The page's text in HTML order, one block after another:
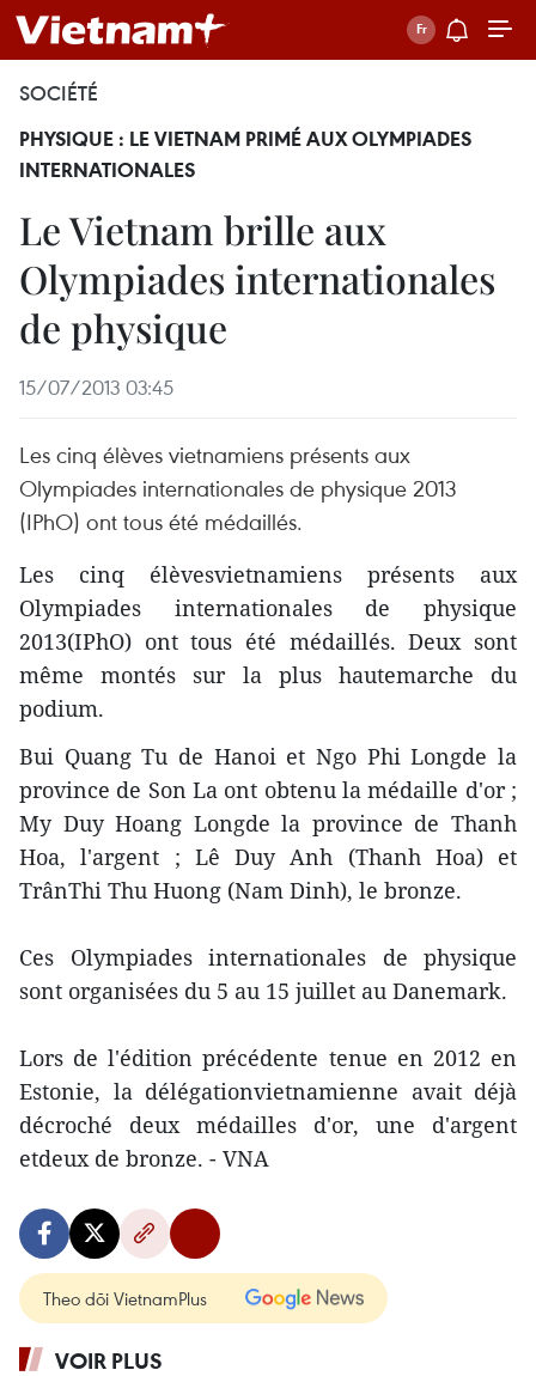
SOCIÉTÉ
PHYSIQUE : LE VIETNAM PRIMÉ AUX OLYMPIADES
INTERNATIONALES
Le Vietnam brille aux
Olympiades internationales
de physique
15/07/2013 03:45
Les cinq élèves vietnamiens présents aux
Olympiades internationales de physique 2013
(IPhO) ont tous été médaillés.
Les cinq élèvesvietnamiens présents aux
Olympiades internationales de physique
2013(IPhO) ont tous été médaillés. Deux sont
même montés sur la plus hautemarche du
podium.
Bui Quang Tu de Hanoi et Ngo Phi Longde la
province de Son La ont obtenu la médaille d'or ;
My Duy Hoang Longde la province de Thanh
Hoa, l'argent ; Lê Duy Anh (Thanh Hoa) et
TrânThi Thu Huong (Nam Dinh), le bronze.
Ces Olympiades internationales de physique
sont organisées du 5 au 15 juillet au Danemark.
Lors de l'édition précédente tenue en 2012 en
Estonie, la délégationvietnamienne avait déjà
décroché deux médailles d'or, une d'argent
etdeux de bronze. - VNA
Theo dõi VietnamPlus
VOIR PLUS